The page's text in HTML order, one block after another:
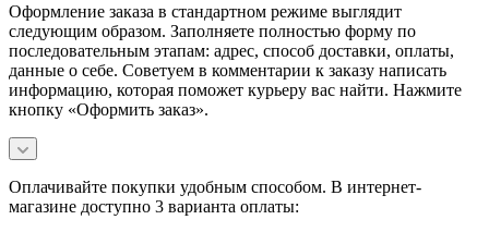
Оформление заказа в стандартном режиме выглядит
следующим образом. Заполняете полностью форму по
последовательным этапам: адрес, способ доставки, оплаты,
данные о себе. Советуем в комментарии к заказу написать
информацию, которая поможет курьеру вас найти. Нажмите
кнопку «Оформить заказ».
Оплачивайте покупки удобным способом. В интернет-
магазине доступно 3 варианта оплаты: